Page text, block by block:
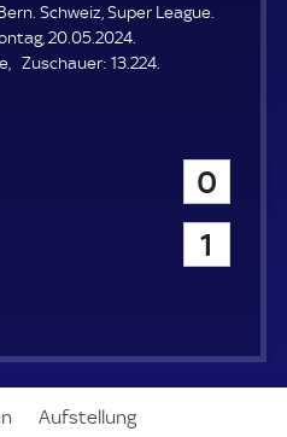
E
L
E
N
Schweiz, Super League.
20.05.2024.
Zuschauer: Z
13.224.
0
1
Aufstellung